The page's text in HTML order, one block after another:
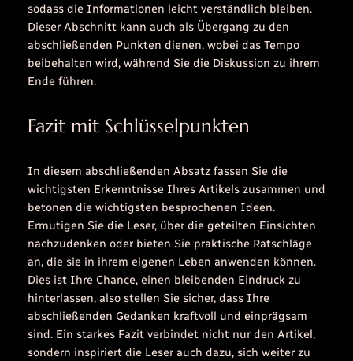
sodass die Informationen leicht verständlich bleiben.
Dieser Abschnitt kann auch als Übergang zu den
abschließenden Punkten dienen, wobei das Tempo
beibehalten wird, während Sie die Diskussion zu ihrem
Ende führen.
Fazit mit Schlüsselpunkten
In diesem abschließenden Absatz fassen Sie die
wichtigsten Erkenntnisse Ihres Artikels zusammen und
betonen die wichtigsten besprochenen Ideen.
Ermutigen Sie die Leser, über die geteilten Einsichten
nachzudenken oder bieten Sie praktische Ratschläge
an, die sie in ihrem eigenen Leben anwenden können.
Dies ist Ihre Chance, einen bleibenden Eindruck zu
hinterlassen, also stellen Sie sicher, dass Ihre
abschließenden Gedanken kraftvoll und einprägsam
sind. Ein starkes Fazit verbindet nicht nur den Artikel,
sondern inspiriert die Leser auch dazu, sich weiter zu